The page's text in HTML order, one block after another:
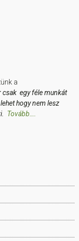
a
csak egy féle munkát
hogy nem lesz
Tovább….